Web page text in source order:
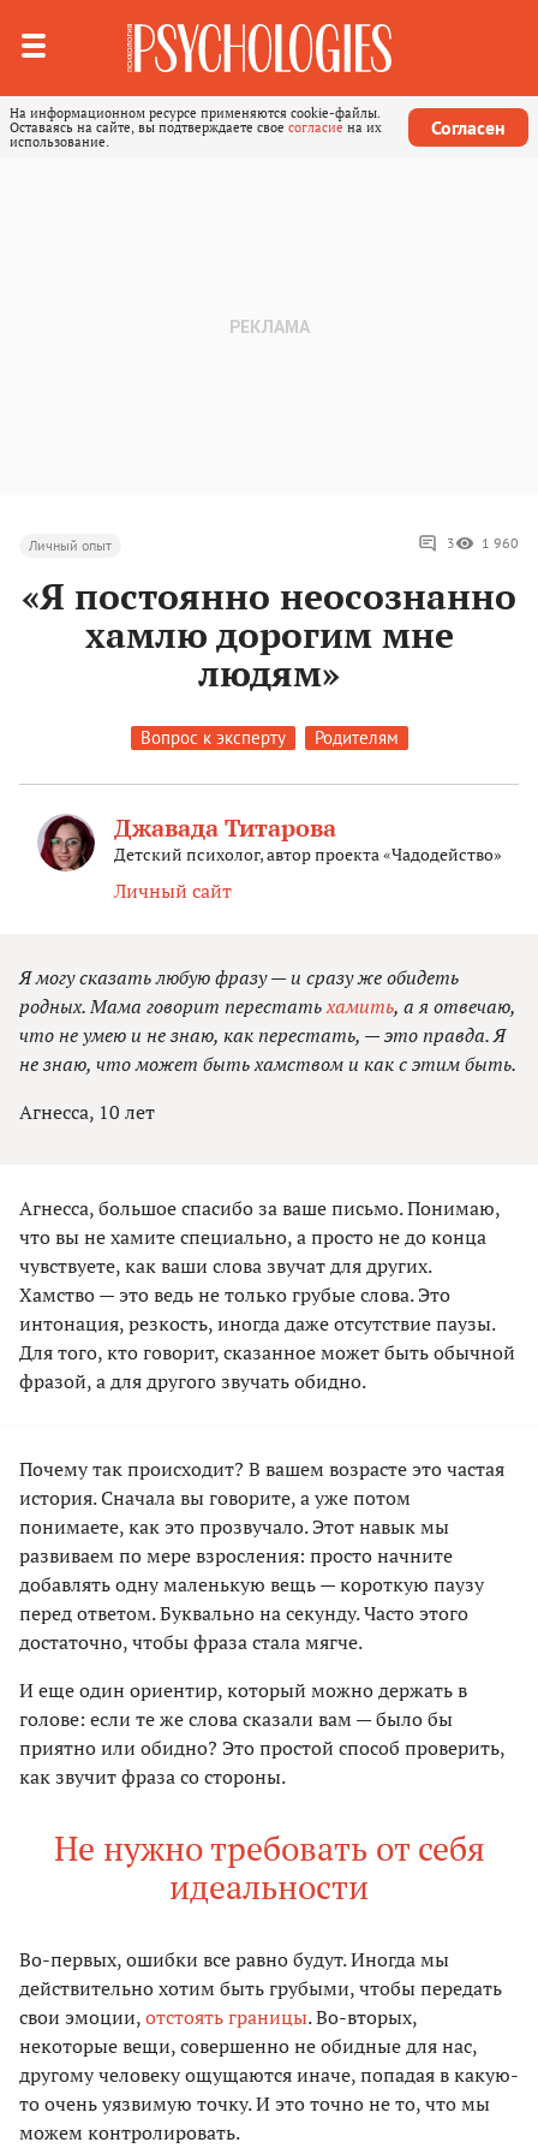
На информационном ресурсе применяются cookie-файлы.
Оставаясь на сайте, вы подтверждаете свое согласие на их
использование.
Согласен
Личный опыт 3 1 960
«Я постоянно неосознанно
хамлю дорогим мне
людям»
Вопрос к эксперту Родителям
Джавада Титарова
Детский психолог, автор проекта «Чадодейство»
Личный сайт
Я могу сказать любую фразу — и сразу же обидеть
родных. Мама говорит перестатьхамить, а я отвечаю,
что не умею и не знаю, как перестать, — это правда. Я
не знаю, что может быть хамством и как с этим быть.
Агнесса, 10 лет
Агнесса, большое спасибо за ваше письмо. Понимаю,
что вы не хамите специально, а просто не до конца
чувствуете, как ваши слова звучат для других.
Хамство — это ведь не только грубые слова. Это
интонация, резкость, иногда даже отсутствие паузы.
Для того, кто говорит, сказанное может быть обычной
фразой, а для другого звучать обидно.
Почему так происходит? В вашем возрасте это частая
история. Сначала вы говорите, а уже потом
понимаете, как это прозвучало. Этот навык мы
развиваем по мере взросления: просто начните
добавлять одну маленькую вещь — короткую паузу
перед ответом. Буквально на секунду. Часто этого
достаточно, чтобы фраза стала мягче.
И еще один ориентир, который можно держать в
голове: если те же слова сказали вам — было бы
приятно или обидно? Это простой способ проверить,
как звучит фраза со стороны.
Не нужно требовать от себя
идеальности
Во-первых, ошибки все равно будут. Иногда мы
действительно хотим быть грубыми, чтобы передать
свои эмоции,отстоять границы. Во-вторых,
некоторые вещи, совершенно не обидные для нас,
другому человеку ощущаются иначе, попадая в какую-
то очень уязвимую точку. И это точно не то, что мы
можем контролировать.